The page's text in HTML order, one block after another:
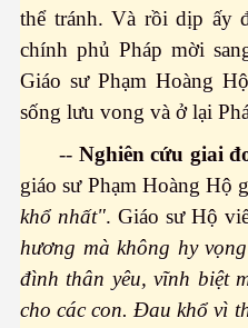
thể tránh. Và rồi dịp ấy
chính phủ Pháp mời
Giáo sư Phạm Hoàng
sống lưu vong và ở lại
-- Nghiên cứu giai
giáo sư Phạm Hoàng Hộ
khổ nhất". Giáo sư Hộ
hương mà không hy
đình thân yêu, vĩnh biệt
cho các con. Đau khổ vì